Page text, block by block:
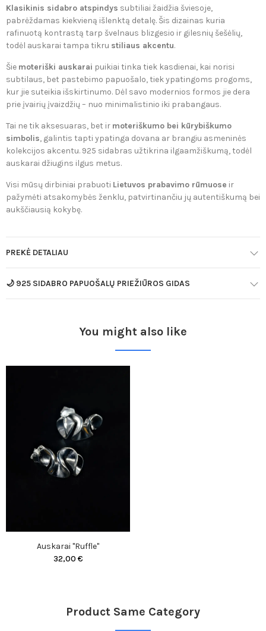
Klasikinis sidabro atspindys subtiliai žaidžia šviesoje,
pabrėždamas kiekvieną išlenktą detalę. Šis dizainas kuria
rafinuotą kontrastą tarp švelnaus blizgesio ir gilesnių šešėlių,
todėl auskarai tampa tikru stiliaus akcentu.
Šie moteriški auskarai puikiai tinka tiek kasdienai, kai norisi
subtilaus, bet pastebimo papuošalo, tiek ypatingoms progoms,
kur jie suteikia išskirtinumo. Dėl savo modernios formos jie dera
prie įvairių įvaizdžių – nuo minimalistinio iki prabangaus.
Tai ne tik aksesuaras, bet ir moteriškumo bei kūrybiškumo
simbolis, galintis tapti ypatinga dovana ar brangiu asmeninės
kolekcijos akcentu. 925 sidabras užtikrina ilgaamžiškumą, todėl
auskarai džiugins ilgus metus.
Visi mūsų dirbiniai prabuoti Lietuvos prabavimo rūmuose ir
pažymėti atsakomybės ženklu, patvirtinančiu jų autentiškumą bei
aukščiausią kokybę.
PREKĖ DETALIAU
🌙 925 SIDABRO PAPUOŠALŲ PRIEŽIŪROS GIDAS
You might also like
Auskarai "Ruffle"
32,00 €
Product Same Category